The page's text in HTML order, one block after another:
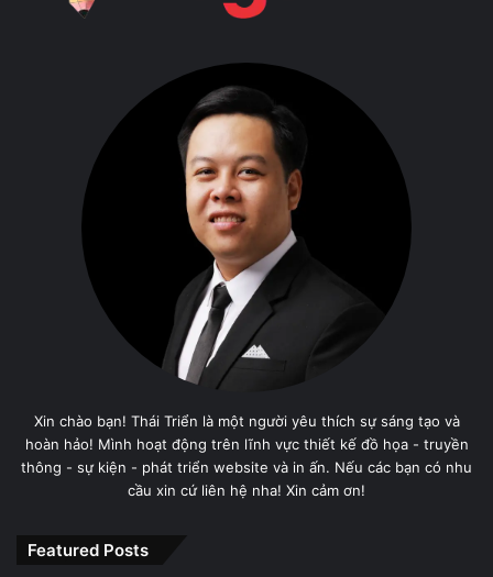
Xin chào bạn! Thái Triển là một người yêu thích sự sáng tạo và
hoàn hảo! Mình hoạt động trên lĩnh vực thiết kế đồ họa - truyền
thông - sự kiện - phát triển website và in ấn. Nếu các bạn có nhu
cầu xin cứ liên hệ nha! Xin cảm ơn!
Featured Posts